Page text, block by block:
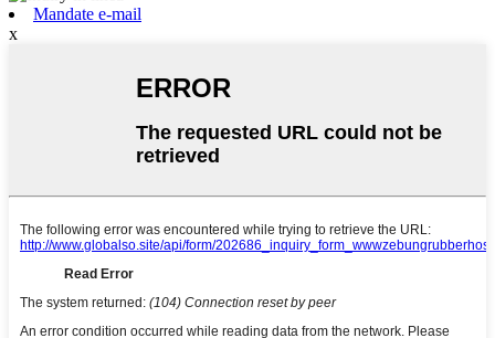
Mandate e-mail
x